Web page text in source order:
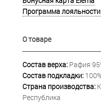
Программа лояльности
О товаре
Состав верха: Рафия
Состав подкладки:
Страна производства:
Республика